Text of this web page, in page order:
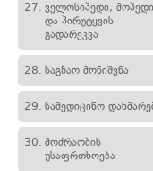
27. ველოსიპედი, მოპედი
და პირუტყვის
გადარეკვა
28. საგზაო მონიშვნა
29. სამედიცინო
30. მოძრაობის
უსაფრთხოება